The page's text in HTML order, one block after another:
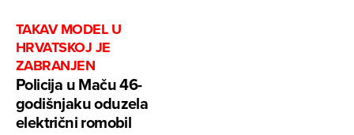
TAKAV MODEL U
HRVATSKOJ JE
ZABRANJEN
Policija u Maču 46-
godišnjaku oduzela
električni romobil